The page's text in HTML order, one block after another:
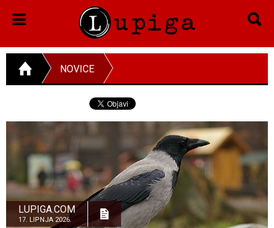
NOVICE
LUPIGA.COM
17. LIPNJA 2026.